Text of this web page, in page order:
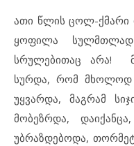
ათი წლის ცოლ-ქმარი
ყოფილა
სრულებითაც არა!
სურდა, რომ მხოლოდ
უყვარდა, მაგრამ
მობეზრდა,
უბრაზდებოდა,